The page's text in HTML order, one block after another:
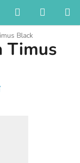
Hledat
KOŠÍK
Black
Timus